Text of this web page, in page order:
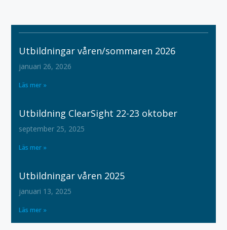
Utbildningar våren/sommaren 2026
januari 26, 2026
Läs mer »
Utbildning ClearSight 22-23 oktober
september 25, 2025
Läs mer »
Utbildningar våren 2025
januari 13, 2025
Läs mer »